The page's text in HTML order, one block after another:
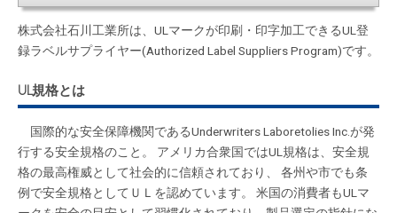
株式会社石川工業所は、ULマークが印刷・印字加工できるUL登
録ラベルサプライヤー(Authorized Label Suppliers Program)です。
UL規格とは
国際的な安全保障機関であるUnderwriters Laboretolies Inc.が発
行する安全規格のこと。 アメリカ合衆国ではUL規格は、安全規
格の最高権威として社会的に信頼されており、 各州や市でも条
例で安全規格としてＵＬを認めています。 米国の消費者もULマ